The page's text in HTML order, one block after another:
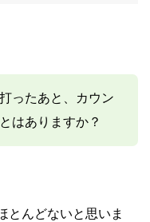
ったあと、カウン
はありますか？
とんどないと思いま